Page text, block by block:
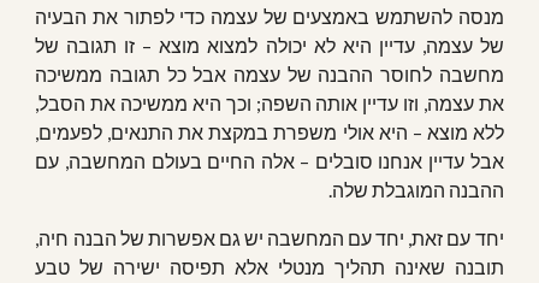
מנסה להשתמש באמצעים של עצמה כדי לפתור את הבעיה
של עצמה, עדיין היא לא יכולה למצוא מוצא – זו תגובה של
מחשבה לחוסר ההבנה של עצמה אבל כל תגובה ממשיכה
את עצמה, וזו עדיין אותה השפה; וכך היא ממשיכה את הסבל,
ללא מוצא – היא אולי משפרת במקצת את התנאים, לפעמים,
אבל עדיין אנחנו סובלים – אלה החיים בעולם המחשבה, עם
ההבנה המוגבלת שלה.
יחד עם זאת, יחד עם המחשבה יש גם אפשרות של הבנה חיה,
תובנה שאינה תהליך מנטלי אלא תפיסה ישירה של טבע